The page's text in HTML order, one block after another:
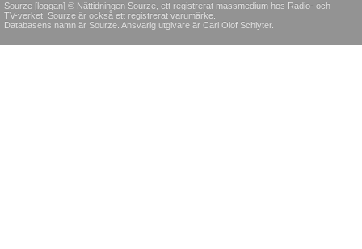
Sourze [loggan] © Nättidningen Sourze, ett registrerat massmedium hos Radio- och
TV-verket. Sourze är också ett registrerat varumärke.
Databasens namn är Sourze. Ansvarig utgivare är Carl Olof Schlyter.